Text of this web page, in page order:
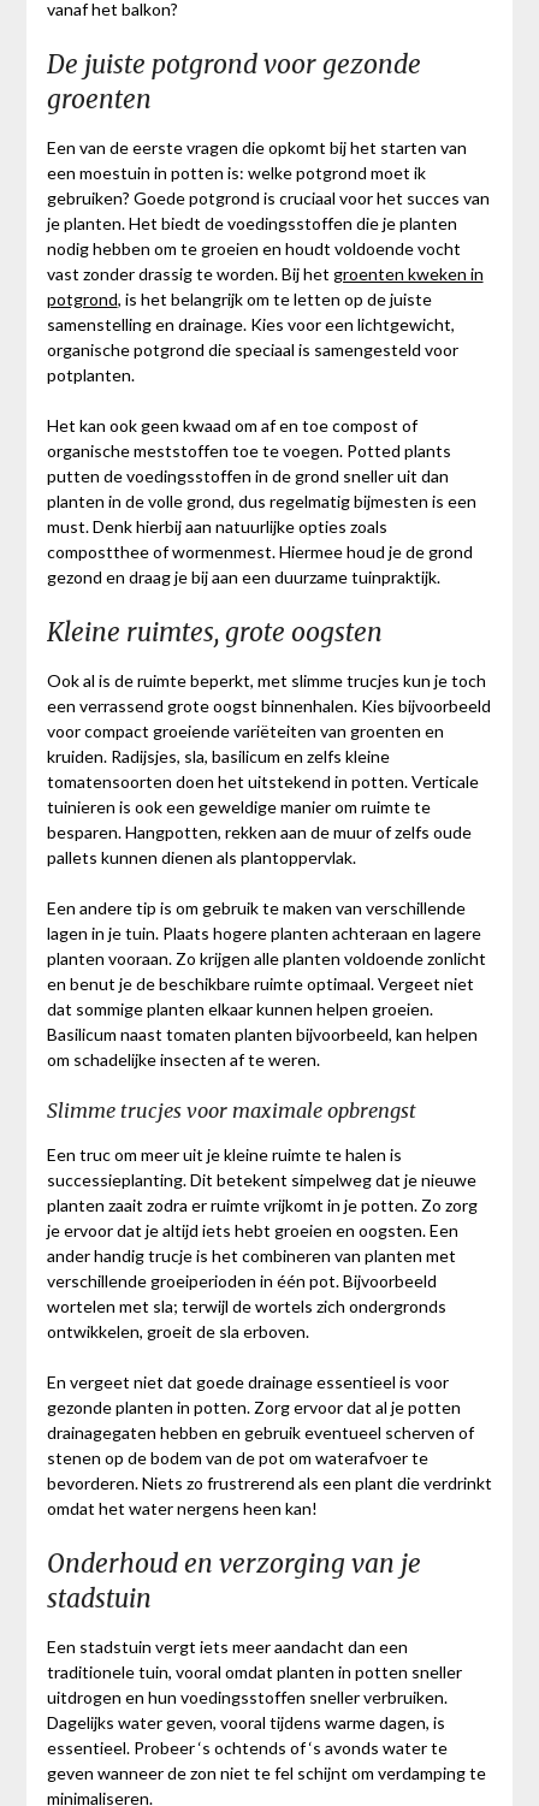
vanaf het balkon?
De juiste potgrond voor gezonde
groenten
Een van de eerste vragen die opkomt bij het starten van
een moestuin in potten is: welke potgrond moet ik
gebruiken? Goede potgrond is cruciaal voor het succes van
je planten. Het biedt de voedingsstoffen die je planten
nodig hebben om te groeien en houdt voldoende vocht
vast zonder drassig te worden. Bij het groenten kweken in
potgrond, is het belangrijk om te letten op de juiste
samenstelling en drainage. Kies voor een lichtgewicht,
organische potgrond die speciaal is samengesteld voor
potplanten.
Het kan ook geen kwaad om af en toe compost of
organische meststoffen toe te voegen. Potted plants
putten de voedingsstoffen in de grond sneller uit dan
planten in de volle grond, dus regelmatig bijmesten is een
must. Denk hierbij aan natuurlijke opties zoals
compostthee of wormenmest. Hiermee houd je de grond
gezond en draag je bij aan een duurzame tuinpraktijk.
Kleine ruimtes, grote oogsten
Ook al is de ruimte beperkt, met slimme trucjes kun je toch
een verrassend grote oogst binnenhalen. Kies bijvoorbeeld
voor compact groeiende variëteiten van groenten en
kruiden. Radijsjes, sla, basilicum en zelfs kleine
tomatensoorten doen het uitstekend in potten. Verticale
tuinieren is ook een geweldige manier om ruimte te
besparen. Hangpotten, rekken aan de muur of zelfs oude
pallets kunnen dienen als plantoppervlak.
Een andere tip is om gebruik te maken van verschillende
lagen in je tuin. Plaats hogere planten achteraan en lagere
planten vooraan. Zo krijgen alle planten voldoende zonlicht
en benut je de beschikbare ruimte optimaal. Vergeet niet
dat sommige planten elkaar kunnen helpen groeien.
Basilicum naast tomaten planten bijvoorbeeld, kan helpen
om schadelijke insecten af te weren.
Slimme trucjes voor maximale opbrengst
Een truc om meer uit je kleine ruimte te halen is
successieplanting. Dit betekent simpelweg dat je nieuwe
planten zaait zodra er ruimte vrijkomt in je potten. Zo zorg
je ervoor dat je altijd iets hebt groeien en oogsten. Een
ander handig trucje is het combineren van planten met
verschillende groeiperioden in één pot. Bijvoorbeeld
wortelen met sla; terwijl de wortels zich ondergronds
ontwikkelen, groeit de sla erboven.
En vergeet niet dat goede drainage essentieel is voor
gezonde planten in potten. Zorg ervoor dat al je potten
drainagegaten hebben en gebruik eventueel scherven of
stenen op de bodem van de pot om waterafvoer te
bevorderen. Niets zo frustrerend als een plant die verdrinkt
omdat het water nergens heen kan!
Onderhoud en verzorging van je
stadstuin
Een stadstuin vergt iets meer aandacht dan een
traditionele tuin, vooral omdat planten in potten sneller
uitdrogen en hun voedingsstoffen sneller verbruiken.
Dagelijks water geven, vooral tijdens warme dagen, is
essentieel. Probeer ‘s ochtends of ‘s avonds water te
geven wanneer de zon niet te fel schijnt om verdamping te
minimaliseren.